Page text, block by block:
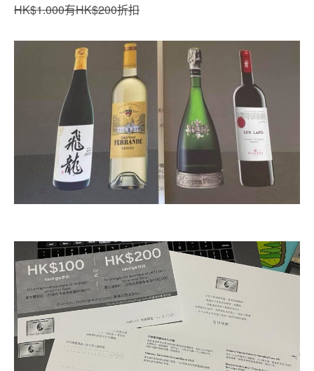
HK$1.000有HK$200折扣